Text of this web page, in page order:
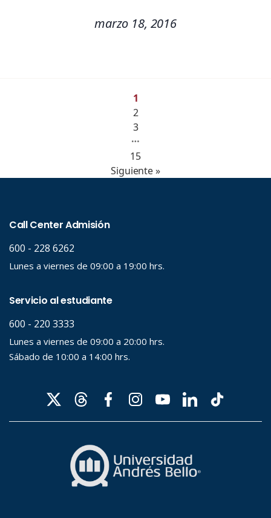
marzo 18, 2016
1
2
3
…
15
Siguiente »